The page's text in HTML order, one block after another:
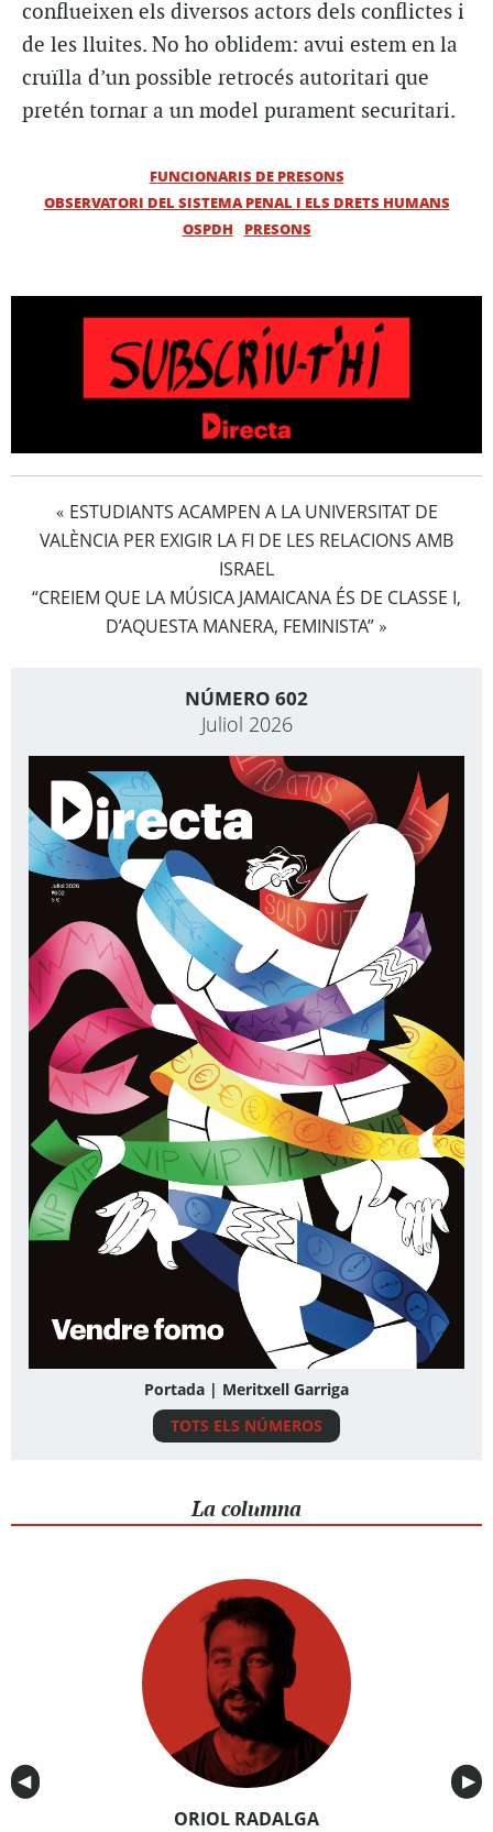
conflueixen els diversos actors dels conflictes i
de les lluites. No ho oblidem: avui estem en la
cruïlla d’un possible retrocés autoritari que
pretén tornar a un model purament securitari.
FUNCIONARIS DE PRESONS
OBSERVATORI DEL SISTEMA PENAL I ELS DRETS HUMANS
OSPDH
PRESONS
« ESTUDIANTS ACAMPEN A LA UNIVERSITAT DE
VALÈNCIA PER EXIGIR LA FI DE LES RELACIONS AMB
ISRAEL
“CREIEM QUE LA MÚSICA JAMAICANA ÉS DE CLASSE I,
D’AQUESTA MANERA, FEMINISTA” »
NÚMERO 602
Juliol 2026
Portada | Meritxell Garriga
TOTS ELS NÚMEROS
La columna
Anterior
◀︎ ▶︎
ORIOL RADALGA